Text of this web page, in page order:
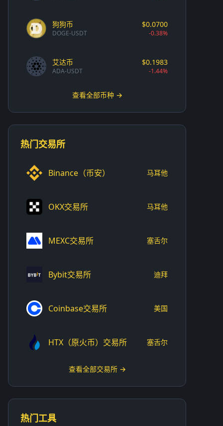
狗狗币
DOGE-USDT
$0.0700
-0.38%
艾达币
ADA-USDT
$0.1983
-1.44%
查看全部币种 →
热门交易所
Binance（币安） 马耳他
OKX交易所 马耳他
MEXC交易所 塞舌尔
Bybit交易所 迪拜
Coinbase交易所 美国
HTX（原火币）交易所 塞舌尔
查看全部交易所 →
热门工具